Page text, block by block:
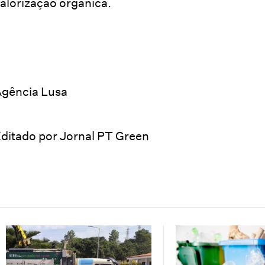
Lusa
por Jornal PT Green